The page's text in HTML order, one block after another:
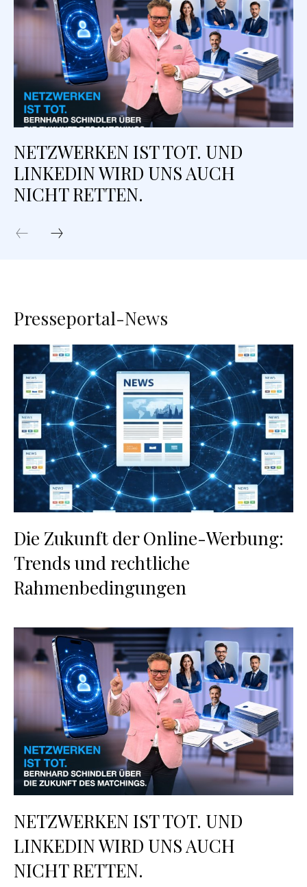
NETZWERKEN IST TOT. UND
LINKEDIN WIRD UNS AUCH
NICHT RETTEN.
Presseportal-News
Die Zukunft der Online-Werbung:
Trends und rechtliche
Rahmenbedingungen
NETZWERKEN IST TOT. UND
LINKEDIN WIRD UNS AUCH
NICHT RETTEN.